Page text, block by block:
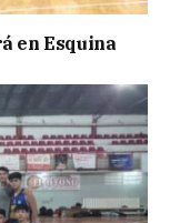
en Esquina